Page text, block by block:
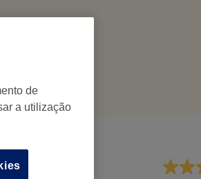
Empregados
de
a utilização